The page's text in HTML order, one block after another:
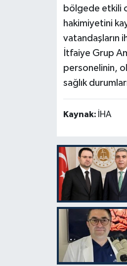
bölgede etkili
hakimiyetini
vatandaşların
İtfaiye Grup
personelinin,
sağlık
Kaynak: İHA